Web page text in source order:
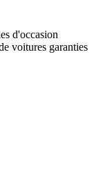
d'occasion
voitures garanties